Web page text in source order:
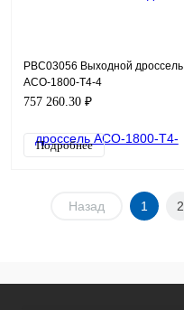
PBC03056 Выходной дроссель
ACO-1800-T4-4
757 260.30 ₽
Подробнее
Назад 1 2